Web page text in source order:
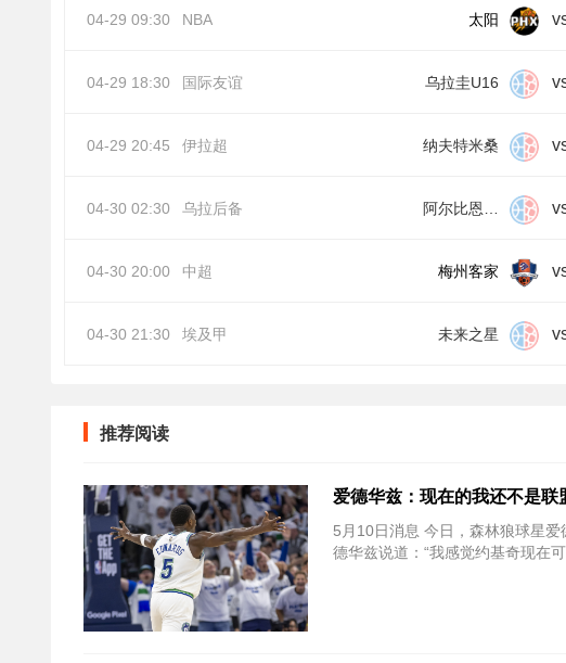
04-29 09:30 NBA 太阳
04-29 18:30 国际友谊 乌拉圭U16
04-29 20:45 伊拉超 纳夫特米桑
04-30 02:30 乌拉后备
04-30 20:00 中超 梅州客家
04-30 21:30 埃及甲 未来之星
推荐阅读
爱德华兹：现在的我还不是
5月10日消息 今日，森林狼球星
德华兹说道：“我感觉约基奇现在